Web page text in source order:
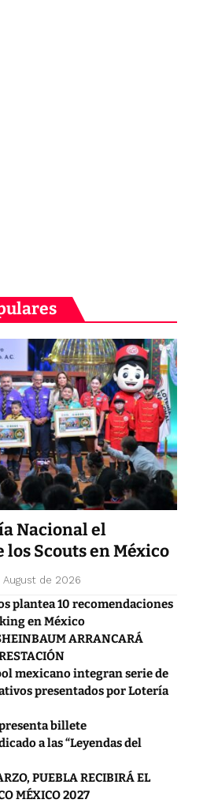
Nacional el
Scouts en México
August de 2026
plantea 10 recomendaciones
en México
ARRANCARÁ
mexicano integran serie de
presentados por Lotería
billete
a las “Leyendas del
PUEBLA RECIBIRÁ EL
MÉXICO 2027